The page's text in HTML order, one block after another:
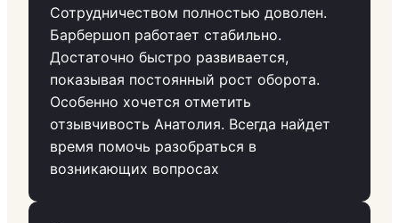
Сотрудничеством полностью доволен.
Барбершоп работает стабильно.
Достаточно быстро развивается,
показывая постоянный рост оборота.
Особенно хочется отметить
отзывчивость Анатолия. Всегда найдет
время помочь разобраться в
возникающих вопросах